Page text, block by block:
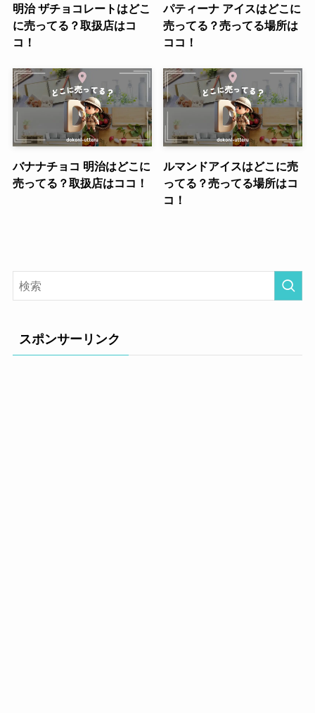
明治 ザチョコレートはどこ
に売ってる？取扱店はコ
コ！
パティーナ アイスはどこに
売ってる？売ってる場所は
ココ！
バナナチョコ 明治はどこに
売ってる？取扱店はココ！
ルマンドアイスはどこに売
ってる？売ってる場所はコ
コ！
スポンサーリンク